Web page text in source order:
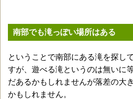
南部でも滝っぽい場所はある
ということで南部にある滝を探し
すが、遊べる滝というのは無いに
だあるかもしれませんが落差の大
かもしれません。